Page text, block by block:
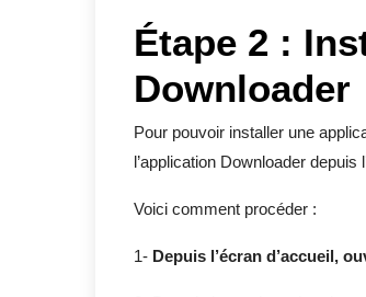
Étape 2 :
Downloader
Pour pouvoir installer une
l’application Downloader depuis
Voici comment procéder :
1- Depuis l’écran d’accueil,